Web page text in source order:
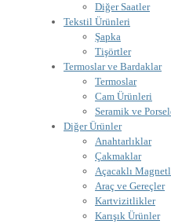
Diğer Saatler
Tekstil Ürünleri
Şapka
Tişörtler
Termoslar ve Bardaklar
Termoslar
Cam Ürünleri
Seramik ve
Diğer Ürünler
Anahtarlıklar
Çakmaklar
Açacaklı
Araç ve Gereçler
Kartvizitlikler
Karışık Ürünler